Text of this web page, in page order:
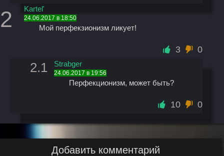
2 Kartel'
24.06.2017 в 18:50
Мой перфекзионизм ликует!
3 0
2.1 Strabger
24.06.2017 в 19:56
Перфекционизм, может быть?
10 0
Добавить комментарий